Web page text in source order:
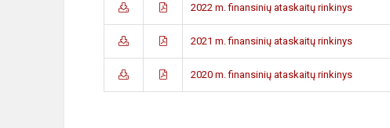
2022 m. finansinių ataskaitų rinkinys
2021 m. finansinių ataskaitų rinkinys
2020 m. finansinių ataskaitų rinkinys